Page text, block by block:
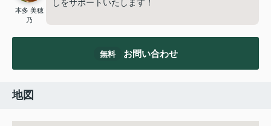
本多 美穂
乃
しをサポートいたします！
無料 お問い合わせ
地図